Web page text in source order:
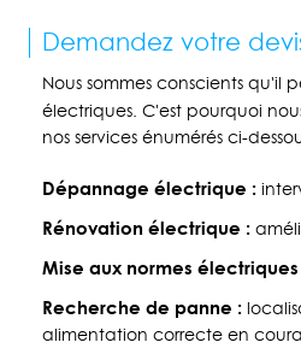
Demandez votre
Nous sommes conscients
électriques. C'est pourquoi
nos services énumérés ci-
Dépannage électrique :
Rénovation électrique :
Mise aux normes
Recherche de panne :
alimentation correcte en